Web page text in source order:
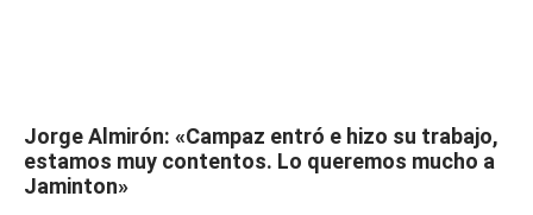
Jorge Almirón: «Campaz entró e hizo su trabajo,
estamos muy contentos. Lo queremos mucho a
Jaminton»